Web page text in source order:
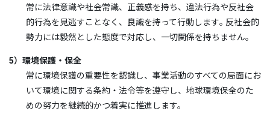
常に法律意識や社会常識、正義感を持ち、違法行為や反社会
的行為を見逃すことなく、良識を持って行動します｡ 反社会的
勢力には毅然とした態度で対応し、一切関係を持ちません。
5）環境保護・保全
常に環境保護の重要性を認識し、事業活動のすべての局面にお
いて環境に関する条約・法令等を遵守し、地球環境保全のた
めの努力を継続的かつ着実に推進します。